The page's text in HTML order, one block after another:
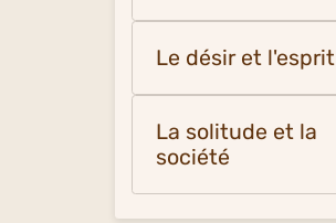
Le désir et l'esprit
La solitude et la
société